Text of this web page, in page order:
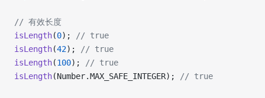
// 有效长度
isLength(0);
// true
isLength(42);
// true
isLength(100);
// true
isLength(Number.MAX_SAFE_INTEGER); // true